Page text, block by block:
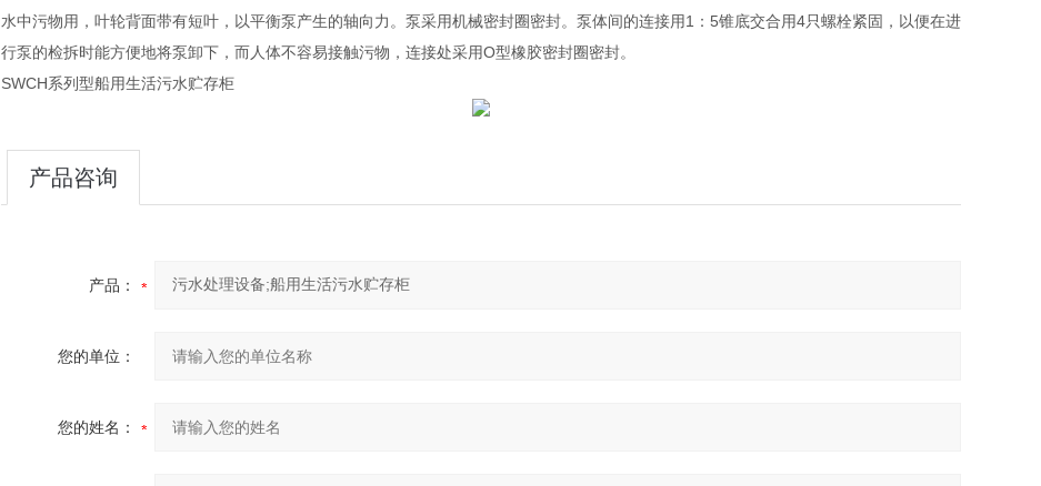
水中污物用，叶轮背面带有短叶，以平衡泵产生的轴向力。泵采用机械密封圈密封。泵体间的连接用1：5锥底交合用4只螺栓紧固，以便在进
行泵的检拆时能方便地将泵卸下，而人体不容易接触污物，连接处采用O型橡胶密封圈密封。
SWCH系列型船用生活污水贮存柜
产品咨询
产品：
您的单位：
您的姓名：